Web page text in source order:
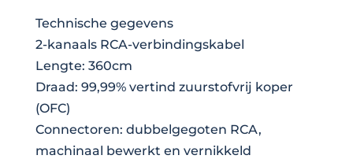
Technische gegevens
2-kanaals RCA-verbindingskabel
Lengte: 360cm
Draad: 99,99% vertind zuurstofvrij koper
(OFC)
Connectoren: dubbelgegoten RCA,
machinaal bewerkt en vernikkeld